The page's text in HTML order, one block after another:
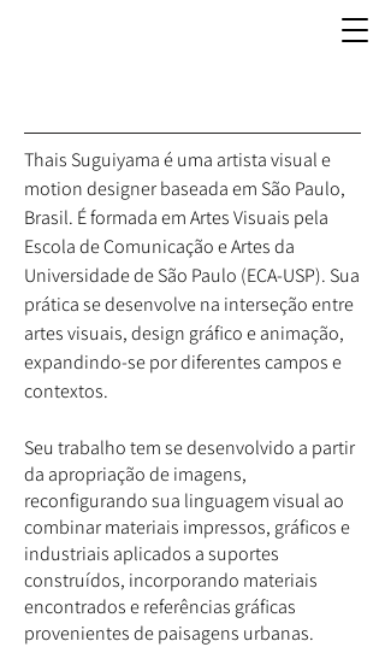
Thais Suguiyama é uma artista visual e
motion designer baseada em São Paulo,
Brasil. É formada em Artes Visuais pela
Escola de Comunicação e Artes da
Universidade de São Paulo (ECA-USP). Sua
prática se desenvolve na interseção entre
artes visuais, design gráfico e animação,
expandindo-se por diferentes campos e
contextos.
Seu trabalho tem se desenvolvido a partir
da apropriação de imagens,
reconfigurando sua linguagem visual ao
combinar materiais impressos, gráficos e
industriais aplicados a suportes
construídos, incorporando materiais
encontrados e referências gráficas
provenientes de paisagens urbanas.